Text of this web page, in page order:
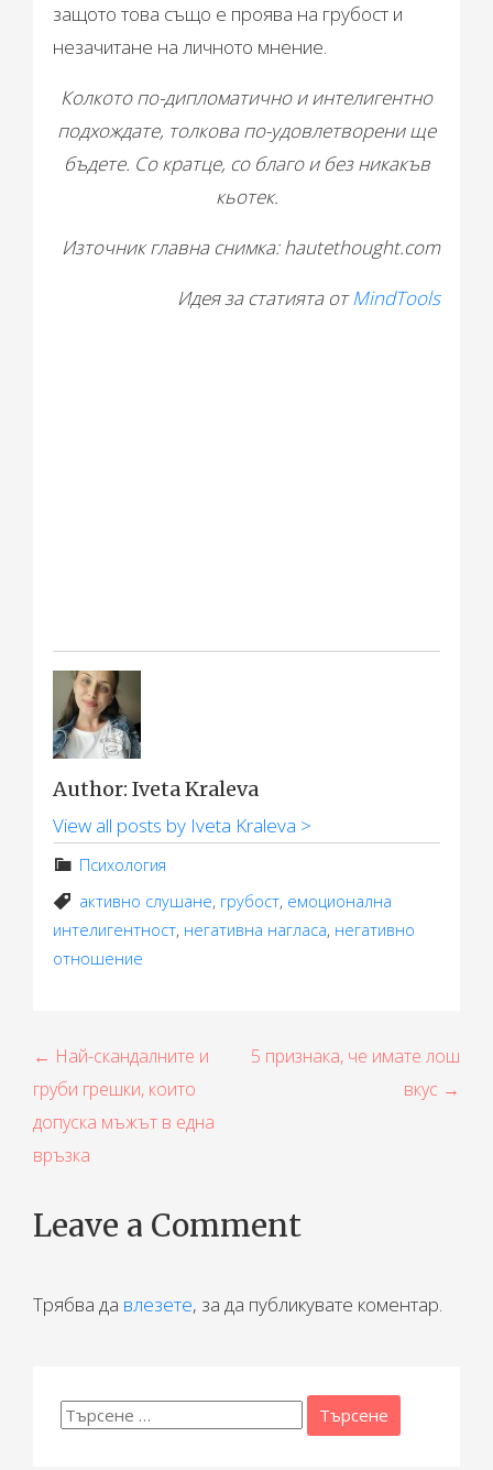
защото това също е проява на грубост и
незачитане на личното мнение.
Колкото по-дипломатично и интелигентно
подхождате, толкова по-удовлетворени ще
бъдете. Со кратце, со благо и без никакъв
кьотек.
Източник главна снимка: hautethought.com
Идея за статията отMindTools
Author: Iveta Kraleva
View all posts by Iveta Kraleva >
Психология
активно слушане, грубост, емоционална
интелигентност, негативна нагласа, негативно
отношение
Н
а
в
г
ц
← Най-скандалните и
груби грешки, които
допуска мъжът в една
връзка
5 признака, че имате лош
вкус →
Leave a Comment
Трябва да влезете, за да публикувате коментар.
Търсене